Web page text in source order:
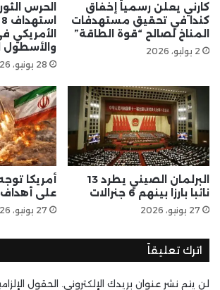
كارني يعلن رسمياً إخفاق
كندا في تحقيق مستهدفات
المناخ لصالح “قوة الطاقة”
2 يوليو، 2026
الحرس
الأمريكي
والأسطول
28 يونيو، 2026
البرلمان الصيني يطرد 13
نائبا بارزا بينهم 6 جنرالات
27 يونيو، 2026
أمريكا
على أهداف
27 يونيو، 2026
اترك تعليقاً
لن يتم نشر عنوان بريدك الإلكتروني. الحقول